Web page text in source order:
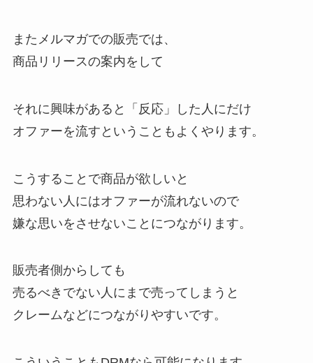
またメルマガでの販売では、
商品リリースの案内をして
それに興味があると「反応」した人にだけ
オファーを流すということもよくやります。
こうすることで商品が欲しいと
思わない人にはオファーが流れないので
嫌な思いをさせないことにつながります。
販売者側からしても
売るべきでない人にまで売ってしまうと
クレームなどにつながりやすいです。